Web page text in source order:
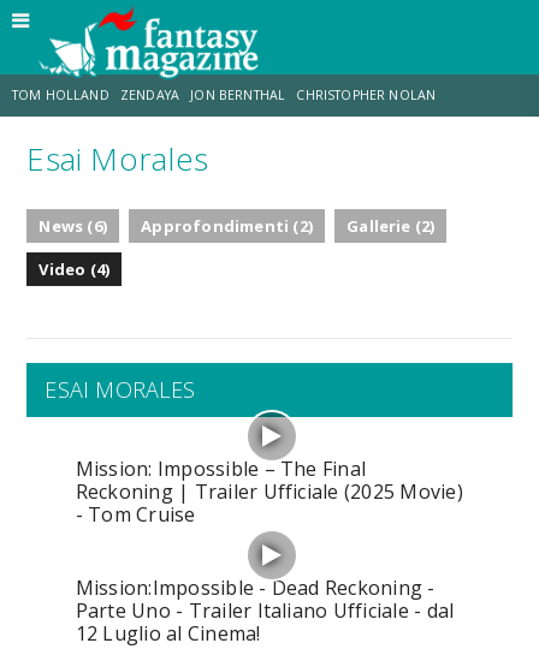
TOM HOLLAND ZENDAYA JON BERNTHAL CHRISTOPHER NOLAN
STRANIMONDI LUCCA COMICS & GAMES
DESTIN DANIEL CRETTON
Esai Morales
News (6) Approfondimenti (2)
Gallerie (2)
Video (4)
ESAI MORALES
Mission: Impossible – The Final
Reckoning | Trailer Ufficiale (2025 Movie)
- Tom Cruise
Mission:Impossible - Dead Reckoning -
Parte Uno - Trailer Italiano Ufficiale - dal
12 Luglio al Cinema!